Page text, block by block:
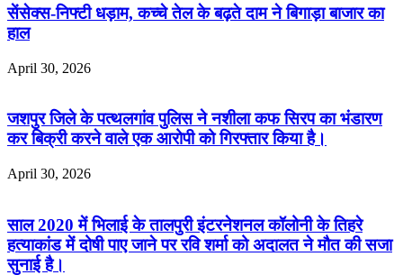
सेंसेक्स-निफ्टी धड़ाम, कच्चे तेल के बढ़ते दाम ने बिगाड़ा बाजार का
हाल
April 30, 2026
जशपुर जिले के पत्थलगांव पुलिस ने नशीला कफ सिरप का भंडारण
कर बिक्री करने वाले एक आरोपी को गिरफ्तार किया है।
April 30, 2026
साल 2020 में भिलाई के तालपुरी इंटरनेशनल कॉलोनी के तिहरे
हत्याकांड में दोषी पाए जाने पर रवि शर्मा को अदालत ने मौत की सजा
सुनाई है।